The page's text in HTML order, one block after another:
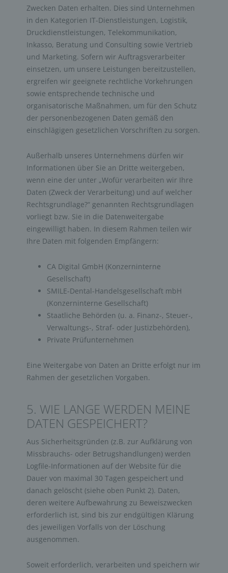
Zwecken Daten erhalten. Dies sind Unternehmen
in den Kategorien IT-Dienstleistungen, Logistik,
Druckdienstleistungen, Telekommunikation,
Inkasso, Beratung und Consulting sowie Vertrieb
und Marketing. Sofern wir Auftragsverarbeiter
einsetzen, um unsere Leistungen bereitzustellen,
ergreifen wir geeignete rechtliche Vorkehrungen
sowie entsprechende technische und
organisatorische Maßnahmen, um für den Schutz
der personenbezogenen Daten gemäß den
einschlägigen gesetzlichen Vorschriften zu sorgen.
Außerhalb unseres Unternehmens dürfen wir
Informationen über Sie an Dritte weitergeben,
wenn eine der unter „Wofür verarbeiten wir Ihre
Daten (Zweck der Verarbeitung) und auf welcher
Rechtsgrundlage?“ genannten Rechtsgrundlagen
vorliegt bzw. Sie in die Datenweitergabe
eingewilligt haben. In diesem Rahmen teilen wir
Ihre Daten mit folgenden Empfängern:
CA Digital GmbH (Konzerninterne
Gesellschaft)
SMILE-Dental-Handelsgesellschaft mbH
(Konzerninterne Gesellschaft)
Staatliche Behörden (u. a. Finanz-, Steuer-,
Verwaltungs-, Straf- oder Justizbehörden),
Private Prüfunternehmen
Eine Weitergabe von Daten an Dritte erfolgt nur im
Rahmen der gesetzlichen Vorgaben.
5. WIE LANGE WERDEN MEINE
DATEN GESPEICHERT?
Aus Sicherheitsgründen (z.B. zur Aufklärung von
Missbrauchs- oder Betrugshandlungen) werden
Logfile-Informationen auf der Website für die
Dauer von maximal 30 Tagen gespeichert und
danach gelöscht (siehe oben Punkt 2). Daten,
deren weitere Aufbewahrung zu Beweiszwecken
erforderlich ist, sind bis zur endgültigen Klärung
des jeweiligen Vorfalls von der Löschung
ausgenommen.
Soweit erforderlich, verarbeiten und speichern wir